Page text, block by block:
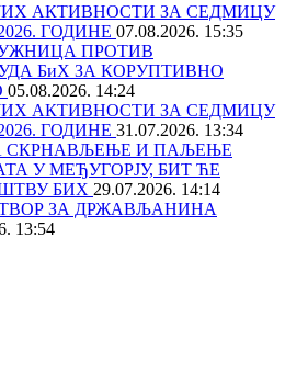
АКТИВНОСТИ ЗА СЕДМИЦУ
ГОДИНЕ 07.08.2026. 15:35
ПРОТИВ
БиХ ЗА КОРУПТИВНО
05.08.2026. 14:24
АКТИВНОСТИ ЗА СЕДМИЦУ
ГОДИНЕ 31.07.2026. 13:34
СКРНАВЉЕЊЕ И ПАЉЕЊЕ
У МЕЂУГОРЈУ, БИТ ЋЕ
БИХ 29.07.2026. 14:14
ЗА ДРЖАВЉАНИНА
13:54